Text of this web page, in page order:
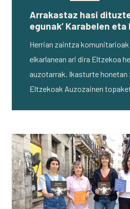
Arrakastaz hasi
egunak’ Karabelen eta
Herrian zaintza
elkarlanean ari dira Eltzekoa
auzotarrak. Ikasturte honetan
Eltzekoak Auzozainen